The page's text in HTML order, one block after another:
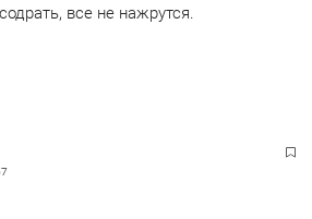
все не нажрутся.